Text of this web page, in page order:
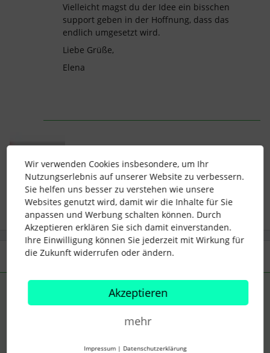
Vielleicht magst du der Idee ein bisschen
support geben in der Hoffnung, dass das
endlich umgesetzt wird.
Liebe Grüße,
Elena
W 2 Menschen gefällt dies
2 Antworten
reingehen funktioniert. Du musst auf die Anwesenheit → drei
Wir verwenden Cookies insbesondere, um Ihr
Nutzungserlebnis auf unserer Website zu verbessern.
Sie helfen uns besser zu verstehen wie unsere
Websites genutzt wird, damit wir die Inhalte für Sie
anpassen und Werbung schalten können. Durch
Akzeptieren erklären Sie sich damit einverstanden.
Ihre Einwilligung können Sie jederzeit mit Wirkung für
die Zukunft widerrufen oder ändern.
Akzeptieren
mehr
Impressum | Datenschutzerklärung